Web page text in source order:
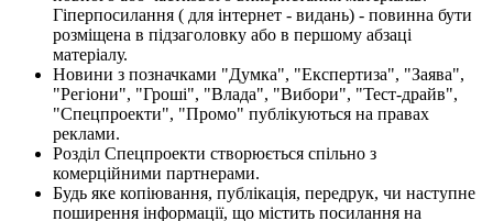
Гіперпосилання ( для інтернет - видань) - повинна бути
розміщена в підзаголовку або в першому абзаці
матеріалу.
Новини з позначками "Думка", "Експертиза", "Заява",
"Регіони", "Гроші", "Влада", "Вибори", "Тест-драйв",
"Спецпроекти", "Промо" публікуються на правах
реклами.
Розділ Спецпроекти створюється спільно з
комерційними партнерами.
Будь яке копіювання, публікація, передрук, чи наступне
поширення інформації, що містить посилання на